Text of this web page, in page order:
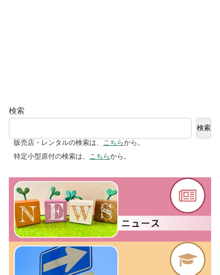
検索
検索
販売店・レンタルの検索は、
こちらから。
特定小型原付の検索は、
こちらから。